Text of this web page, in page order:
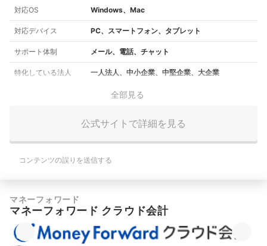
対応OS Windows、Mac
対応デバイス PC、スマートフォン、タブレット
サポート体制 メール、電話、チャット
特化している法人 一人法人、中小企業、中堅企業、大企業
全部見る
公式サイトで詳細を見る
コンテンツの誤りを送信する
マネーフォワード
マネーフォワード クラウド会計